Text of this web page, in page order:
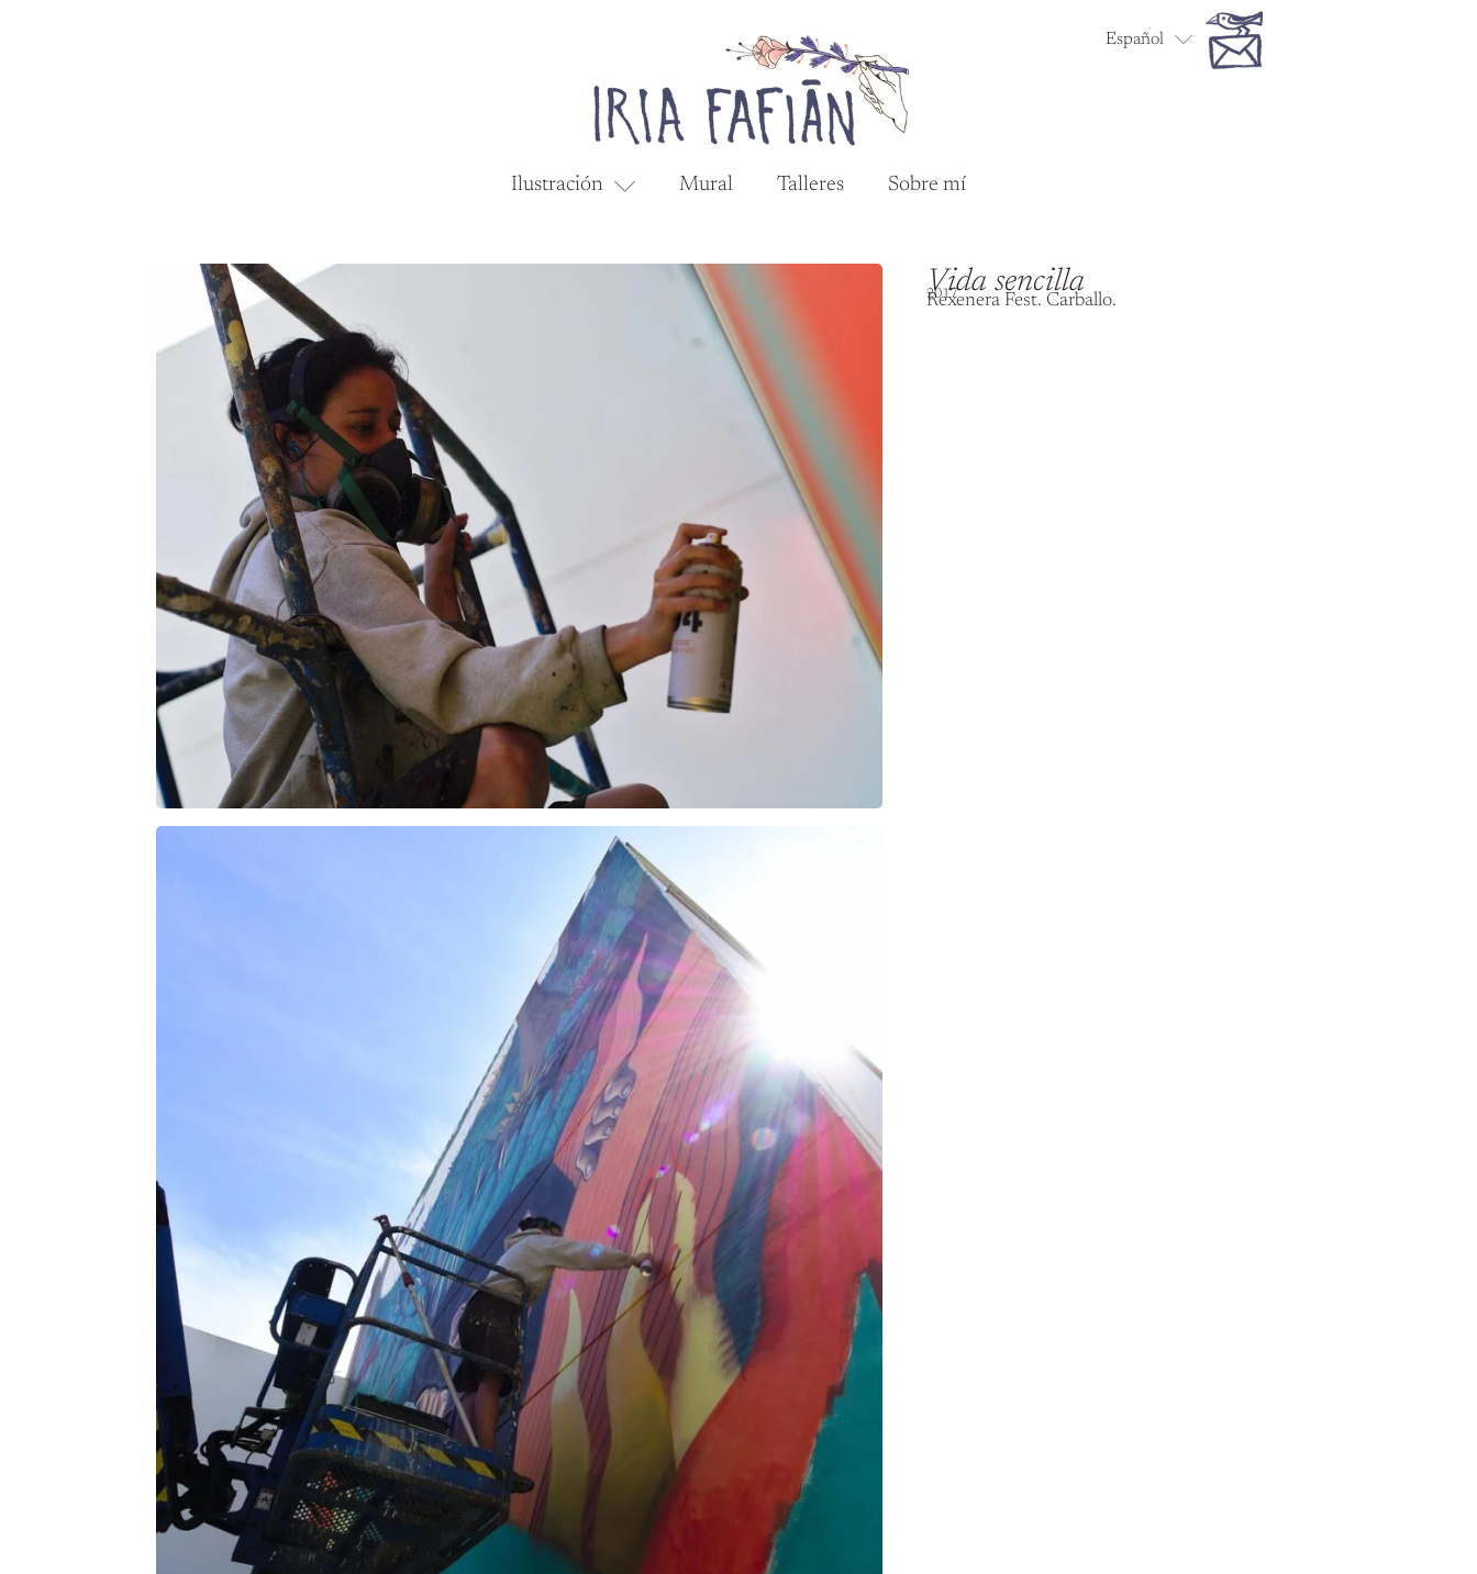
Ilustración Mural Talleres Sobre mí
Español
English
Vida sencilla
2017
Rexenera Fest. Carballo.